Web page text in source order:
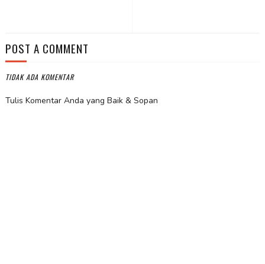
POST A COMMENT
TIDAK ADA KOMENTAR
Tulis Komentar Anda yang Baik & Sopan